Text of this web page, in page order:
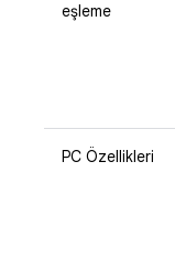
eşleme
PC Özellikleri